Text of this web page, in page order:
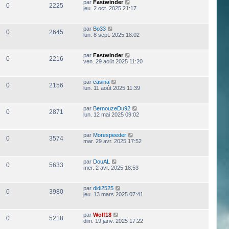
0 2225 par Fastwinder
jeu. 2 oct. 2025 21:17
0 2645 par Bo33
lun. 8 sept. 2025 18:02
0 2216 par Fastwinder
ven. 29 août 2025 11:20
0 2156 par casina
lun. 11 août 2025 11:39
0 2871 par BernouzeDu92
lun. 12 mai 2025 09:02
0 3574 par Morespeeder
mar. 29 avr. 2025 17:52
0 5633 par DouAL
mer. 2 avr. 2025 18:53
0 3980 par didi2525
jeu. 13 mars 2025 07:41
0 5218 par Wolf18
dim. 19 janv. 2025 17:22